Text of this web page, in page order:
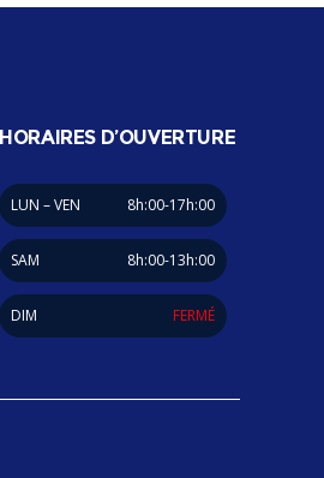
HORAIRES D’OUVERTURE
LUN – VEN 8h:00-17h:00
SAM 8h:00-13h:00
DIM FERMÉ